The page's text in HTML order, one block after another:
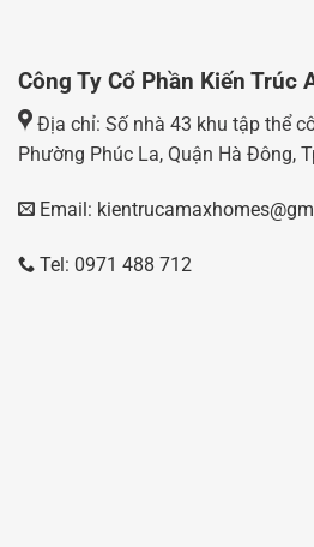
Công Ty Cổ Phần Kiến Trúc
Địa chỉ: Số nhà 43 khu tập thể
Phường Phúc La, Quận Hà Đông,
Email:
Tel: 0971 488 712